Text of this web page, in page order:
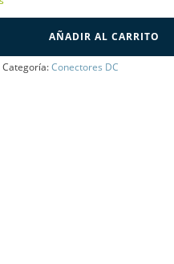
AÑADIR AL CARRITO
Categoría:Conectores DC